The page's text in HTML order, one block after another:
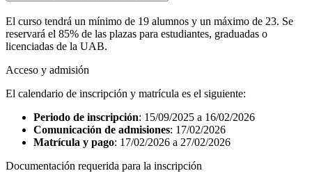
El curso tendrá un mínimo de 19 alumnos y un máximo de 23. Se
reservará el 85% de las plazas para estudiantes, graduadas o
licenciadas de la UAB.
Acceso y admisión
El calendario de inscripción y matrícula es el siguiente:
Periodo de inscripción: 15/09/2025 a 16/02/2026
Comunicación de admisiones: 17/02/2026
Matrícula y pago: 17/02/2026 a 27/02/2026
Documentación requerida para la inscripción